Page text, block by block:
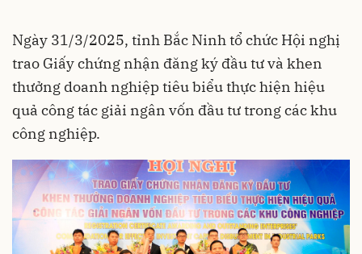
Ngày 31/3/2025, tỉnh Bắc Ninh tổ chức Hội nghị
trao Giấy chứng nhận đăng ký đầu tư và khen
thưởng doanh nghiệp tiêu biểu thực hiện hiệu
quả công tác giải ngân vốn đầu tư trong các khu
công nghiệp.